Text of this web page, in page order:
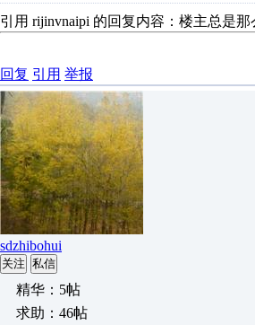
引用 rijinvnaipi 的回复内容：楼主
回复 引用 举报
sdzhibohui
关注 私信
精华：5帖
求助：46帖